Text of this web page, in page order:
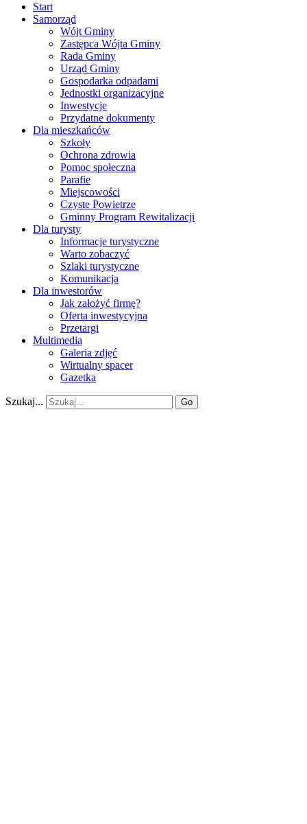
Start
Samorząd
Wójt Gminy
Zastępca Wójta Gminy
Rada Gminy
Urząd Gminy
Gospodarka odpadami
Jednostki organizacyjne
Inwestycje
Przydatne dokumenty
Dla mieszkańców
Szkoły
Ochrona zdrowia
Pomoc społeczna
Parafie
Miejscowości
Czyste Powietrze
Gminny Program Rewitalizacji
Dla turysty
Informacje turystyczne
Warto zobaczyć
Szlaki turystyczne
Komunikacja
Dla inwestorów
Jak założyć firmę?
Oferta inwestycyjna
Przetargi
Multimedia
Galeria zdjęć
Wirtualny spacer
Gazetka
Szukaj... Go